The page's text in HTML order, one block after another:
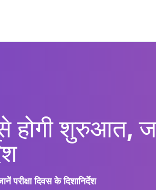
होगी शुरुआत,
दिवस के दिशानिर्देश